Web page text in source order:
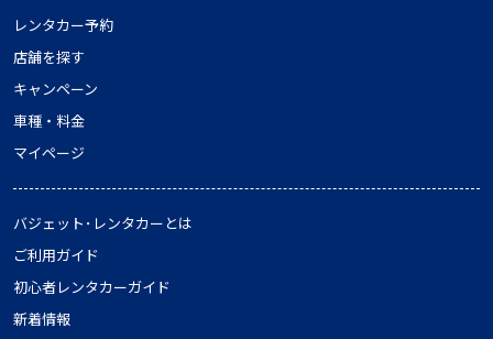
レンタカー予約
店舗を探す
キャンペーン
車種・料金
マイページ
バジェット･レンタカーとは
ご利用ガイド
初心者レンタカーガイド
新着情報